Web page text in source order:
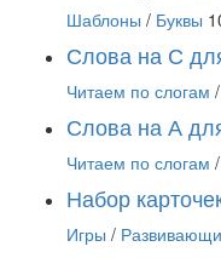
Шаблоны / Буквы
Слова на С
Читаем по слогам /
Слова на А
Читаем по слогам /
Набор
Игры /